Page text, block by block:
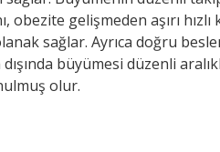
obezite gelişmeden aşırı
sağlar. Ayrıca doğru
büyümesi düzenli
olur.